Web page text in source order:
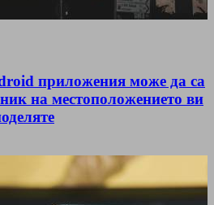
приложения може да са
на местоположението ви